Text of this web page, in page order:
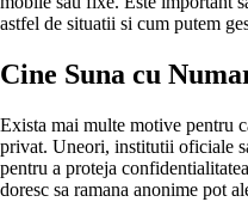
astfel de situatii si cum putem
Cine Suna cu
Exista mai multe motive pentru
privat. Uneori, institutii oficiale
pentru a proteja
doresc sa ramana anonime pot